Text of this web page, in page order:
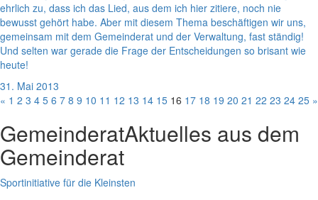
ehrlich zu, dass ich das Lied, aus dem ich hier zitiere, noch nie
bewusst gehört habe. Aber mit diesem Thema beschäftigen wir uns,
gemeinsam mit dem Gemeinderat und der Verwaltung, fast ständig!
Und selten war gerade die Frage der Entscheidungen so brisant wie
heute!
31. Mai 2013
« 1 2 3 4 5 6 7 8 9 10 11 12 13 14 15 16 17 18 19 20 21 22 23 24 25 »
GemeinderatAktuelles aus dem
Gemeinderat
Sportinitiative für die Kleinsten